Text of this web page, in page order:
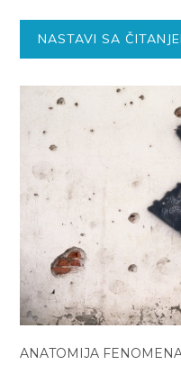
NASTAVI SA
ANATOMIJA